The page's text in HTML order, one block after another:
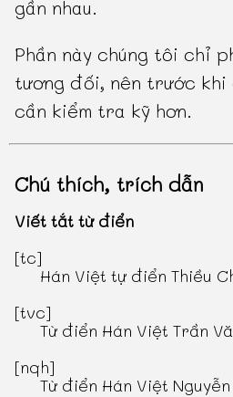
gần nhau.
Phần này chúng tôi chỉ
tương đối, nên trước khi
cần kiểm tra kỹ hơn.
Chú thích, trích dẫn
Viết tắt từ điển
[tc]
Hán Việt tự điển Thiều
[tvc]
Từ điển Hán Việt Trần
[nqh]
Từ điển Hán Việt